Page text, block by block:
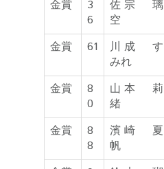
金賞
3
6
佐宗 璃
空
金賞 61
川成 す
みれ
金賞
8
0
山本 莉
緒
金賞
8
8
濱崎 夏
帆